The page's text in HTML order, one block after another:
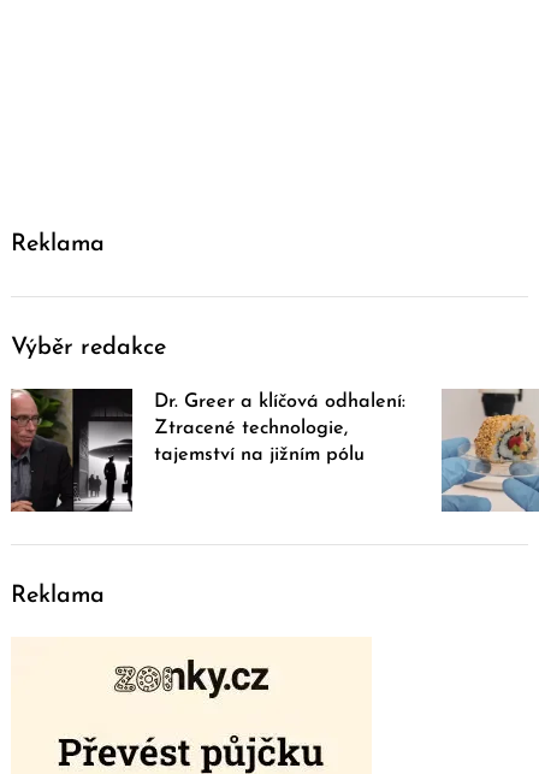
Reklama
Výběr redakce
Dr. Greer a klíčová odhalení:
Ztracené technologie,
tajemství na jižním pólu
Reklama